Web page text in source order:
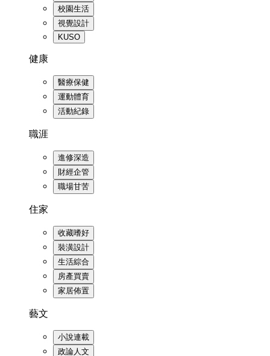
校園生活
視覺設計
KUSO
健康
醫療保健
運動體育
活動紀錄
職涯
進修深造
財經企管
職場甘苦
住家
收藏嗜好
裝潢設計
生活綜合
房產買賣
家居佈置
藝文
小說連載
政論人文